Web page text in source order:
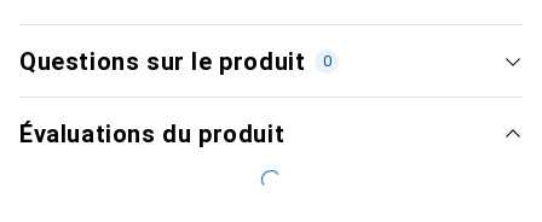
Questions sur le produit 0
Évaluations du produit